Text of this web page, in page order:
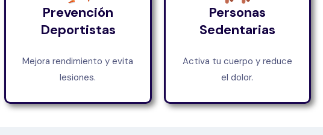
Prevención
Deportistas
Mejora rendimiento y evita
lesiones.
Personas
Sedentarias
Activa tu cuerpo y reduce
el dolor.